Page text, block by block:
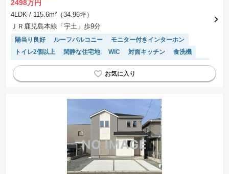
2498万円
4LDK / 115.6m²（34.96坪）
ＪＲ鹿児島本線「宇土」歩9分
陽当り良好 ルーフバルコニー
モニター付きインターホン
トイレ2個以上
閑静な住宅地 WIC 対面キッチン
食洗機
キッチン収納が多い
浴室乾燥機 窓付き浴室
システムキッチン
温水洗浄便座